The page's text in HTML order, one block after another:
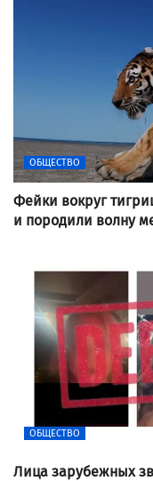
ОБЩЕСТВО
Фейки вокруг
и породили волну
ОБЩЕСТВО
Лица зарубежных